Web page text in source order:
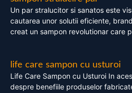
Un par stralucitor si sanatos este
cautarea unor solutii eficiente,
creat un sampon revolutionar care
life care sampon cu usturoi
Life Care Sampon cu Usturoi In
despre benefiile produselor